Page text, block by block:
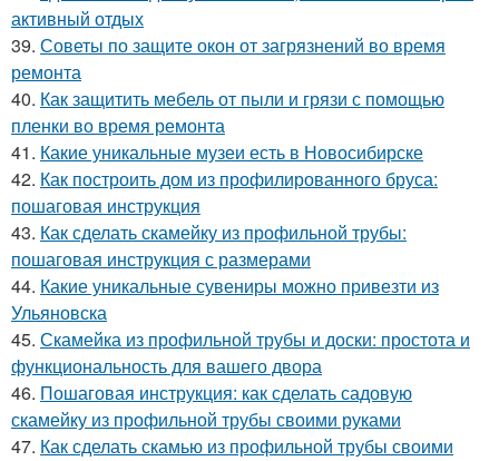
активный отдых
39. Советы по защите окон от загрязнений во время
ремонта
40. Как защитить мебель от пыли и грязи с помощью
пленки во время ремонта
41. Какие уникальные музеи есть в Новосибирске
42. Как построить дом из профилированного бруса:
пошаговая инструкция
43. Как сделать скамейку из профильной трубы:
пошаговая инструкция с размерами
44. Какие уникальные сувениры можно привезти из
Ульяновска
45. Скамейка из профильной трубы и доски: простота и
функциональность для вашего двора
46. Пошаговая инструкция: как сделать садовую
скамейку из профильной трубы своими руками
47. Как сделать скамью из профильной трубы своими